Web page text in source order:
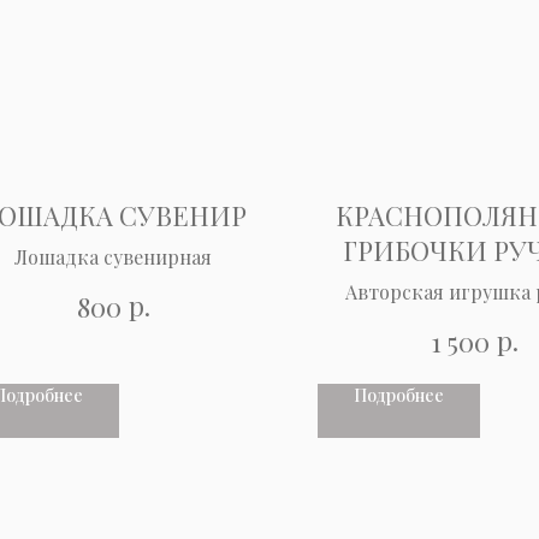
СУВЕНИР
Лошадка сувенирная
800 р.
ГРИБОЧКИ
РАБОТЫ
Авторская игрушка
1 500 р.
Подробнее